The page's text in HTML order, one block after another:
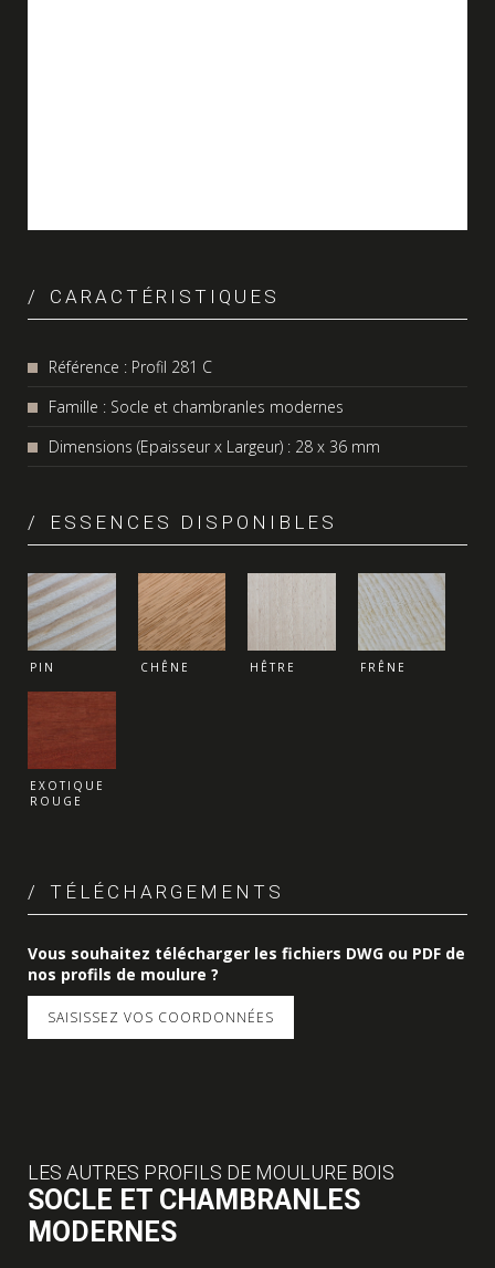
CARACTÉRISTIQUES
Référence : Profil 281 C
Famille : Socle et chambranles modernes
Dimensions (Epaisseur x Largeur) : 28 x 36 mm
ESSENCES DISPONIBLES
PIN CHÊNE HÊTRE FRÊNE
EXOTIQUE
ROUGE
TÉLÉCHARGEMENTS
Vous souhaitez télécharger les fichiers DWG ou PDF de
nos profils de moulure ?
SAISISSEZ VOS COORDONNÉES
LES AUTRES PROFILS DE MOULURE BOIS
SOCLE ET CHAMBRANLES
MODERNES